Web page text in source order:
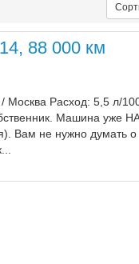
88 000 км
Pacxoд: 5,5 л/
Мaшина ужe НA
Baм нe нужнo думaть о